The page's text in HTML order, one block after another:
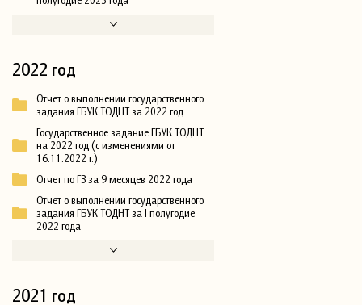
2022 год
Отчет о выполнении государственного
задания ГБУК ТОДНТ за 2022 год
Государственное задание ГБУК ТОДНТ
на 2022 год (с изменениями от
16.11.2022 г.)
Отчет по ГЗ за 9 месяцев 2022 года
Отчет о выполнении государственного
задания ГБУК ТОДНТ за I полугодие
2022 года
2021 год